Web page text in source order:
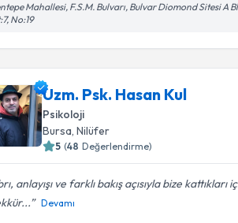
Mahallesi, F.S.M. Bulvarı, Bulvar Diomond Sitesi A
No:19
Uzm. Psk. Hasan Kul
Psikoloji
Bursa, Nilüfer
5 (48 Değerlendirme)
anlayışı ve farklı bakış açısıyla bize kattıkları
Devamı